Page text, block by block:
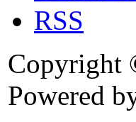
RSS
Copyright
Powered